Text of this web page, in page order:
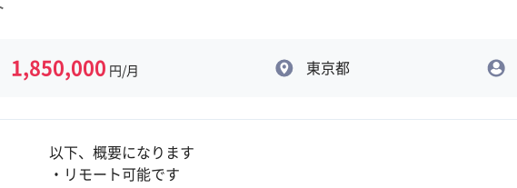
1,850,000 円/月 東京都
以下、概要になります
・リモート可能です